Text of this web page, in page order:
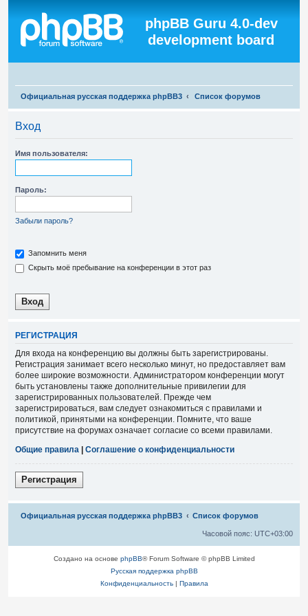
phpBB Guru 4.0-dev
development board
Официальная русская поддержка phpBB3 Список форумов
Вход
Имя пользователя:
Пароль:
Забыли пароль?
Запомнить меня
Скрыть моё пребывание на конференции в этот раз
РЕГИСТРАЦИЯ
Для входа на конференцию вы должны быть зарегистрированы.
Регистрация занимает всего несколько минут, но предоставляет вам
более широкие возможности. Администратором конференции могут
быть установлены также дополнительные привилегии для
зарегистрированных пользователей. Прежде чем
зарегистрироваться, вам следует ознакомиться с правилами и
политикой, принятыми на конференции. Помните, что ваше
присутствие на форумах означает согласие со всеми правилами.
Общие правила
Соглашение о конфиденциальности
Регистрация
Официальная русская поддержка phpBB3 Список форумов
Часовой пояс: UTC+03:00
Связаться с
Создано на основе phpBB® Forum Software © phpBB Limited
Русская поддержка phpBB
Конфиденциальность| Правила